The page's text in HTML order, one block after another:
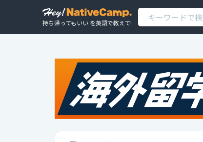
持ち帰ってもいい を英語で教えて!